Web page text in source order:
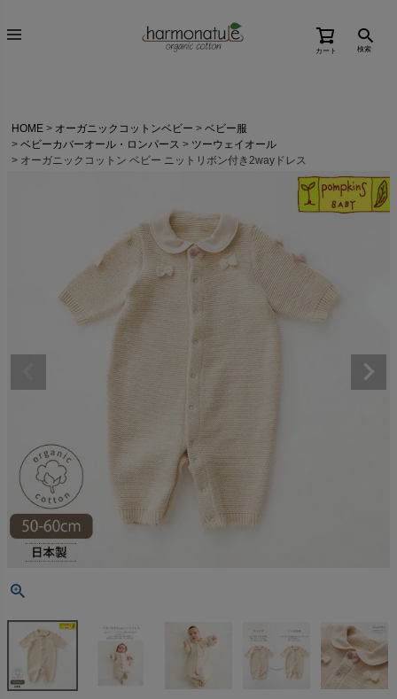
カート 検索
HOME オーガニックコットンベビー
ベビー服
ベビーカバーオール・ロンパース
ツーウェイオール
オーガニックコットン ベビー ニットリボン付き2wayドレス